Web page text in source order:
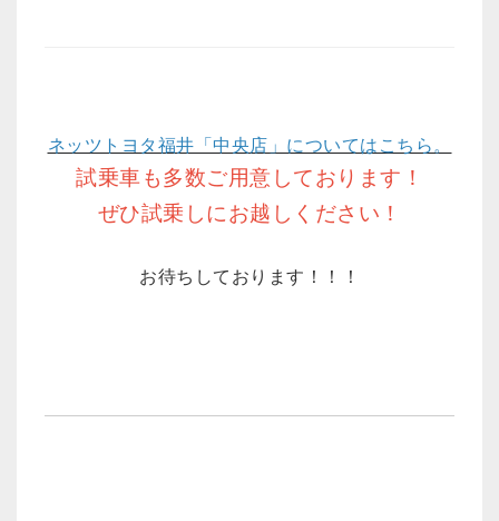
ネッツトヨタ福井「 中央店」についてはこちら。
試乗車も多数ご用意しております！
ぜひ試乗しにお越しください！
お待ちしております！！！